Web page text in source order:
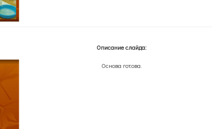
Описание слайда:
Основа готова.